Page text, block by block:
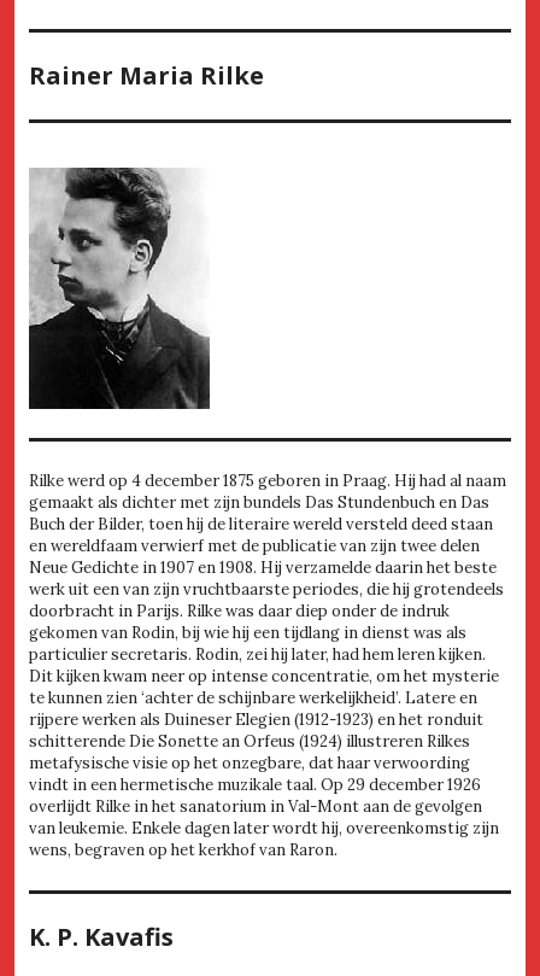
Rainer Maria Rilke
Rilke werd op 4 december 1875 geboren in Praag. Hij had al naam
gemaakt als dichter met zijn bundels Das Stundenbuch en Das
Buch der Bilder, toen hij de literaire wereld versteld deed staan
en wereldfaam verwierf met de publicatie van zijn twee delen
Neue Gedichte in 1907 en 1908. Hij verzamelde daarin het beste
werk uit een van zijn vruchtbaarste periodes, die hij grotendeels
doorbracht in Parijs. Rilke was daar diep onder de indruk
gekomen van Rodin, bij wie hij een tijdlang in dienst was als
particulier secretaris. Rodin, zei hij later, had hem leren kijken.
Dit kijken kwam neer op intense concentratie, om het mysterie
te kunnen zien ‘achter de schijnbare werkelijkheid’. Latere en
rijpere werken als Duineser Elegien (1912-1923) en het ronduit
schitterende Die Sonette an Orfeus (1924) illustreren Rilkes
metafysische visie op het onzegbare, dat haar verwoording
vindt in een hermetische muzikale taal. Op 29 december 1926
overlijdt Rilke in het sanatorium in Val-Mont aan de gevolgen
van leukemie. Enkele dagen later wordt hij, overeenkomstig zijn
wens, begraven op het kerkhof van Raron.
K. P. Kavafis